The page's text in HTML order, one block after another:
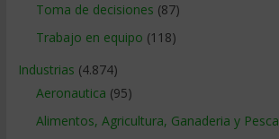
Toma de decisiones (87)
Trabajo en equipo (118)
Industrias (4.874)
Aeronautica (95)
Alimentos, Agricultura, Ganaderia y Pesca